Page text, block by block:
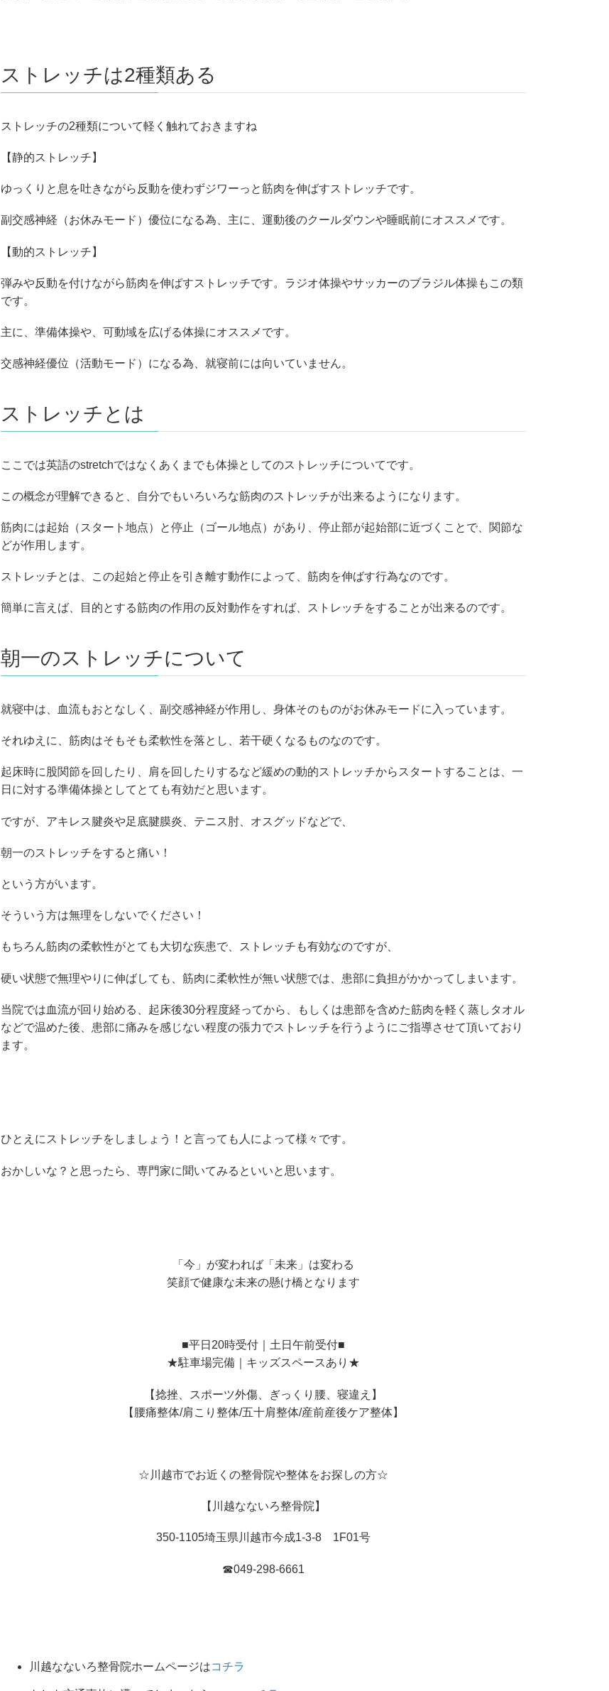
ストレッチは2種類ある
ストレッチの2種類について軽く触れておきますね
【静的ストレッチ】
ゆっくりと息を吐きながら反動を使わずジワーっと筋肉を伸ばすストレッチです。
副交感神経（お休みモード）優位になる為、主に、運動後のクールダウンや睡眠前にオススメです。
【動的ストレッチ】
弾みや反動を付けながら筋肉を伸ばすストレッチです。ラジオ体操やサッカーのブラジル体操もこの類
です。
主に、準備体操や、可動域を広げる体操にオススメです。
交感神経優位（活動モード）になる為、就寝前には向いていません。
ストレッチとは
ここでは英語のstretchではなくあくまでも体操としてのストレッチについてです。
この概念が理解できると、自分でもいろいろな筋肉のストレッチが出来るようになります。
筋肉には起始（スタート地点）と停止（ゴール地点）があり、停止部が起始部に近づくことで、関節な
どが作用します。
ストレッチとは、この起始と停止を引き離す動作によって、筋肉を伸ばす行為なのです。
簡単に言えば、目的とする筋肉の作用の反対動作をすれば、ストレッチをすることが出来るのです。
朝一のストレッチについて
就寝中は、血流もおとなしく、副交感神経が作用し、身体そのものがお休みモードに入っています。
それゆえに、筋肉はそもそも柔軟性を落とし、若干硬くなるものなのです。
起床時に股関節を回したり、肩を回したりするなど緩めの動的ストレッチからスタートすることは、一
日に対する準備体操としてとても有効だと思います。
ですが、アキレス腱炎や足底腱膜炎、テニス肘、オスグッドなどで、
朝一のストレッチをすると痛い！
という方がいます。
そういう方は無理をしないでください！
もちろん筋肉の柔軟性がとても大切な疾患で、ストレッチも有効なのですが、
硬い状態で無理やりに伸ばしても、筋肉に柔軟性が無い状態では、患部に負担がかかってしまいます。
当院では血流が回り始める、起床後30分程度経ってから、もしくは患部を含めた筋肉を軽く蒸しタオル
などで温めた後、患部に痛みを感じない程度の張力でストレッチを行うようにご指導させて頂いており
ます。
ひとえにストレッチをしましょう！と言っても人によって様々です。
おかしいな？と思ったら、専門家に聞いてみるといいと思います。
「今」が変われば「未来」は変わる
笑顔で健康な未来の懸け橋となります
■平日20時受付｜土日午前受付■
★駐車場完備｜キッズスペースあり★
【捻挫、スポーツ外傷、ぎっくり腰、寝違え】
【腰痛整体/肩こり整体/五十肩整体/産前産後ケア整体】
☆川越市でお近くの整骨院や整体をお探しの方☆
【川越なないろ整骨院】
350-1105埼玉県川越市今成1-3-8 1F01号
☎049-298-6661
川越なないろ整骨院ホームページはコチラ